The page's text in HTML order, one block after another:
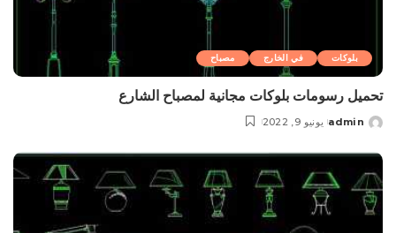
بلوکات في الخارج مصباح
تحميل رسومات بلوکات مجانية لمصباح الشارع
Posted
admin يونيو 9, 2022